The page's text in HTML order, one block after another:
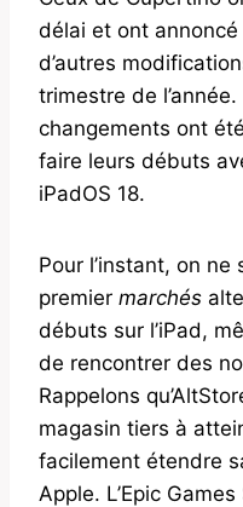
délai et ont
d’autres
trimestre de
changements ont
faire leurs débuts
iPadOS 18.
Pour l’instant, on
premier marchés
débuts sur l’iPad,
de rencontrer des
Rappelons
magasin tiers à
facilement étendre
Apple. L’Epic